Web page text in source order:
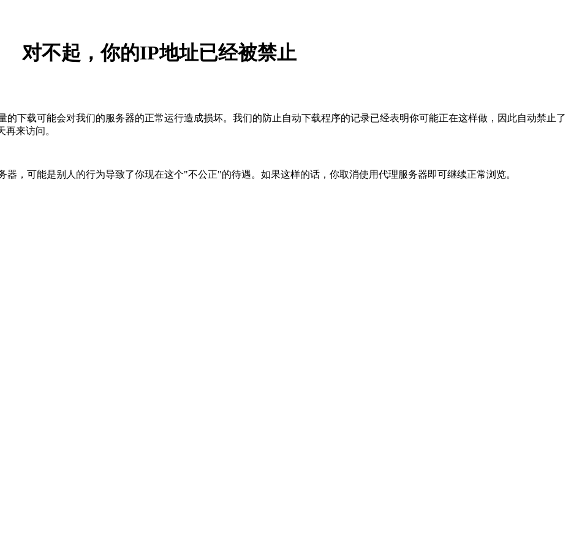
对不起，你的IP地址已经被禁止
下载可能会对我们的服务器的正常运行造成损坏。我们的防止自动下载程序的记录已经表明你可能正在这样做，因此自动禁止了
来访问。
，可能是别人的行为导致了你现在这个"不公正"的待遇。如果这样的话，你取消使用代理服务器即可继续正常浏览。